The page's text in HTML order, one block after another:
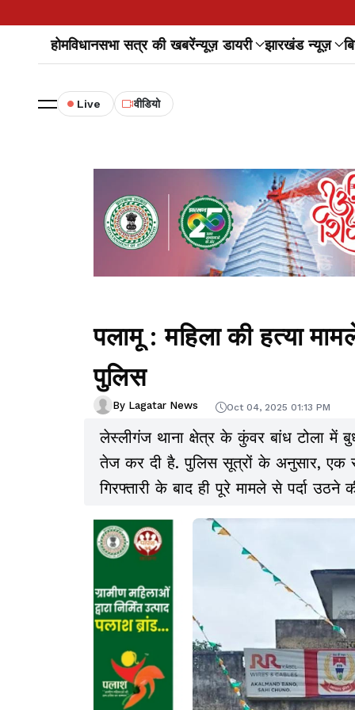
होमविधानसभा सत्र की खबरेंन्यूज़ डायरी झारखंड न्यूज़
Live वीडियो
पलामू : महिला की हत्या
पुलिस
By Lagatar News Oct 04, 2025 01:13 PM
लेस्लीगंज थाना क्षेत्र के कुंवर बांध टोला में
तेज कर दी है. पुलिस सूत्रों के अनुसार, एक
गिरफ्तारी के बाद ही पूरे मामले से पर्दा उठने